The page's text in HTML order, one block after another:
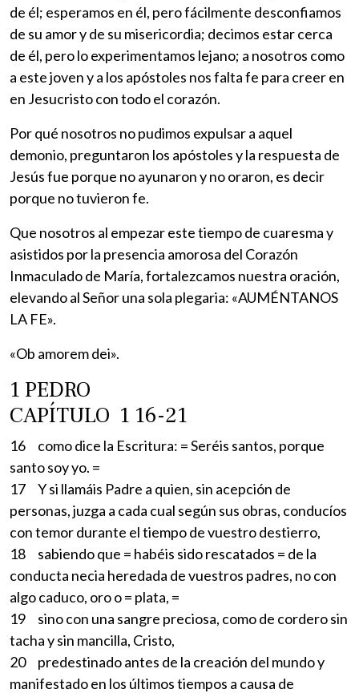
de él; esperamos en él, pero fácilmente desconfiamos
de su amor y de su misericordia; decimos estar cerca
de él, pero lo experimentamos lejano; a nosotros como
a este joven y a los apóstoles nos falta fe para creer en
en Jesucristo con todo el corazón.
Por qué nosotros no pudimos expulsar a aquel
demonio, preguntaron los apóstoles y la respuesta de
Jesús fue porque no ayunaron y no oraron, es decir
porque no tuvieron fe.
Que nosotros al empezar este tiempo de cuaresma y
asistidos por la presencia amorosa del Corazón
Inmaculado de María, fortalezcamos nuestra oración,
elevando al Señor una sola plegaria: «AUMÉNTANOS
LA FE».
«Ob amorem dei».
1 PEDRO
CAPÍTULO 1 16-21
16 como dice la Escritura: = Seréis santos, porque
santo soy yo. =
17 Y si llamáis Padre a quien, sin acepción de
personas, juzga a cada cual según sus obras, conducíos
con temor durante el tiempo de vuestro destierro,
18 sabiendo que = habéis sido rescatados = de la
conducta necia heredada de vuestros padres, no con
algo caduco, oro o = plata, =
19 sino con una sangre preciosa, como de cordero sin
tacha y sin mancilla, Cristo,
20 predestinado antes de la creación del mundo y
manifestado en los últimos tiempos a causa de